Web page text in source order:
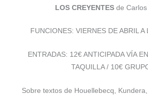
LOS CREYENTES de
FUNCIONES: VIERNES DE ABRIL A
ENTRADAS: 12€ ANTICIPADA VÍA
TAQUILLA / 10€
Sobre textos de Houellebecq,